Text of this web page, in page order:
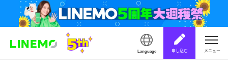
Language 申し込む メニュー